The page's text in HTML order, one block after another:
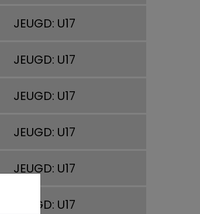
JEUGD: U17
JEUGD: U17
JEUGD: U17
JEUGD: U17
JEUGD: U17
JEUGD: U17